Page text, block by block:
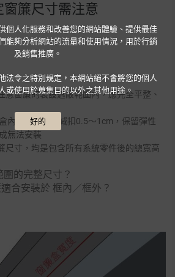
窗簾尺寸需注意
意窗簾的裝設遮蔽範圍內，應完全平整、
內，寬度建議減扣0.5～1cm，保留彈性
無法安裝
尺寸，均是包含所有系統零件後的總寬高
的完整尺寸？
合安裝於 框內／框外？
個人化服務和改善您的網站體驗、提供最佳
能夠分析網站的流量和使用情況，用於行銷
及銷售推廣。
法令之特別規定，本網站絕不會將您的個人
或使用於蒐集目的以外之其他用途。
好的